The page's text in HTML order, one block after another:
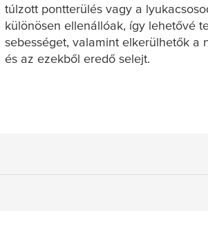
túlzott pontterülés vagy a
különösen ellenállóak, így lehetővé
sebességet, valamint elkerülhetők a
és az ezekből eredő selejt.